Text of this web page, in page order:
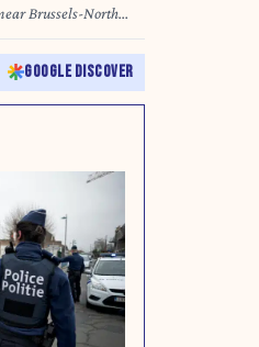
Brussels-North
to oppose pension
and purchasing
GOOGLE DISCOVER